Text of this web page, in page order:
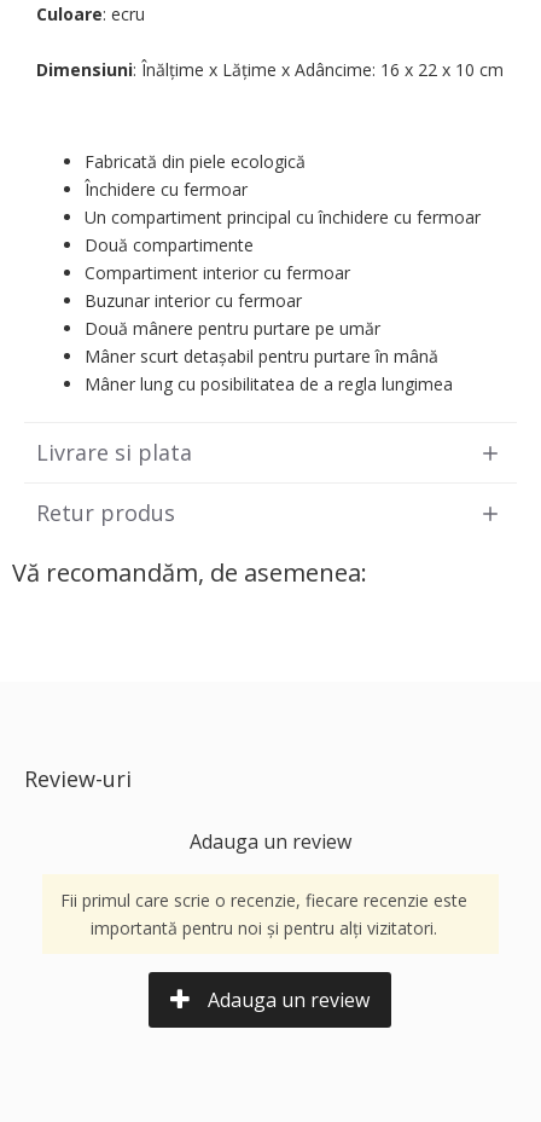
Culoare: ecru
Dimensiuni: Înălțime x Lățime х Adâncime: 16 х 22 х 10 cm
Fabricată din piele ecologică
Închidere cu fermoar
Un compartiment principal cu închidere cu fermoar
Două compartimente
Compartiment interior cu fermoar
Buzunar interior cu fermoar
Două mânere pentru purtare pe umăr
Mâner scurt detașabil pentru purtare în mână
Mâner lung cu posibilitatea de a regla lungimea
Livrare si plata
Retur produs
Vă recomandăm, de asemenea:
Review-uri
Adauga un review
Fii primul care scrie o recenzie, fiecare recenzie este
importantă pentru noi și pentru alți vizitatori.
Adauga un review